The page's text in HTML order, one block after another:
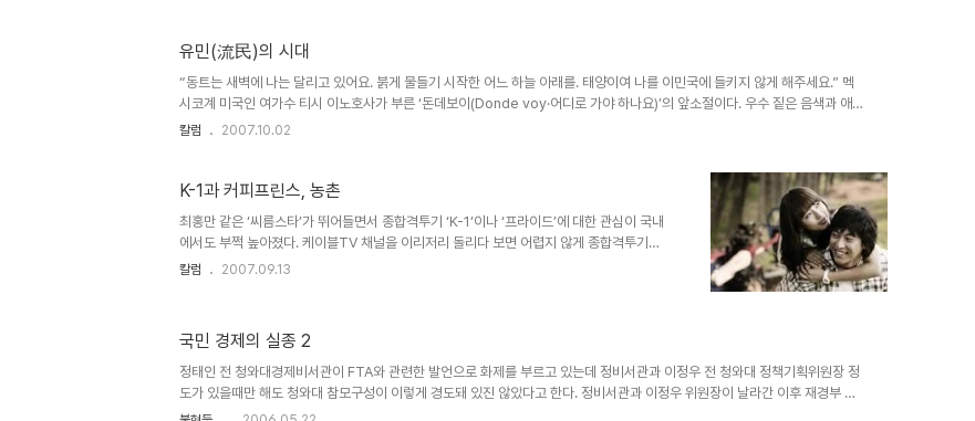
도 줄어드는 흐름이다. 지난 10월 열린 주요 20개국(G20) 정상회의는 글로벌 불균..
유민(流民)의 시대
“동트는 새벽에 나는 달리고 있어요. 붉게 물들기 시작한 어느 하늘 아래를. 태양이여 나를 이민국에 들키지 않게 해주세요.” 멕
시코계 미국인 여가수 티시 이노호사가 부른 ‘돈데보이(Donde voy·어디로 가야 하나요)’의 앞소절이다. 우수 짙은 음색과 애절
한 선율로 국내에도 잘 알려진 노래지만 스페인어에 익숙하지 못했던 기자는 뒤늦게 가사의 뜻을 알고 나서 전율했다. 미국 국경
는 이들이 태반이고 용케 강을 건넜더라도 이민국 관리들과의 목숨을 건 숨바꼭질이 기다리고..
칼럼 2007.10.02
K-1과 커피프린스, 농촌
최홍만 같은 ‘씨름스타’가 뛰어들면서 종합격투기 ‘K-1’이나 ‘프라이드’에 대한 관심이 국내
에서도 부쩍 높아졌다. 케이블TV 채널을 이리저리 돌리다 보면 어렵지 않게 종합격투기를
볼 수 있을 정도다. 하지만 한국에서 치러지는 대회는 다소 밋밋하다. 이웃 일본은 좀 다르
말고도 일본의 종합격투기 대회엔 우리에겐 없는 드라마적 요소가 있다. 선수들간의 불꽃
튀는 주먹대결 외에 ‘누가 누구에게 지고 누군 누구에게 이겼고, 이번엔 누가 누구와 붙는다
는데 과..
칼럼 2007.09.13
국민 경제의 실종 2
정태인 전 청와대경제비서관이 FTA와 관련한 발언으로 화제를 부르고 있는데 정비서관과 이정우 전 청와대 정책기획위원장 정
도가 있을때만 해도 청와대 참모구성이 이렇게 경도돼 있진 않았다고 한다. 정비서관과 이정우 위원장이 날라간 이후 재경부 출
신들과 미국 변호사 출신인 김현종 본부장이 그야말로 활개치는 양상이 됐다. 미국식 사고로 똘똘뭉친 이들은 교육,의료도 다 개